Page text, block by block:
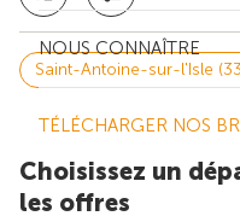
NOUS CONNAÎTRE
TÉLÉCHARGER NOS
Saint-Antoine-sur-l'Isle
Choisissez un
les offres